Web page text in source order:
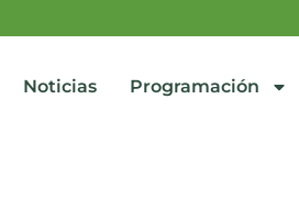
Noticias Programación